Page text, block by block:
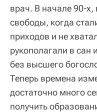
врач. В начале 90-
свободы, когда
приходов и не
рукополагали в сан
без высшего
Теперь времена
достаточно много
получить